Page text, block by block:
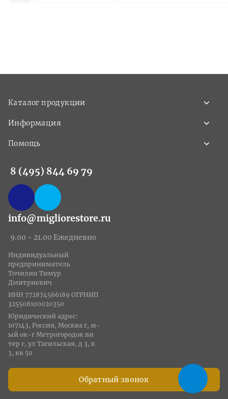
Каталог продукции
Информация
Помощь
8 (495) 844 69 79
info@migliorestore.ru
9.00 - 21.00 Ежедневно
Обратный звонок
Индивидуальный
предприниматель
Точилин Тимур
Дмитриевич
ИНН 772874566189 ОГРНИП
325508100020350
Юридический адрес:
107143, Россия, Москва г, м-
ый ок-г Метрогородок вн
тер г, ул Тагильская, д 3, к
3, кв 50